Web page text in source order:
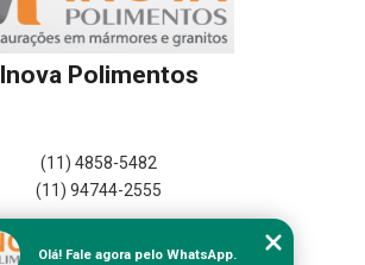
Inova Polimentos
(11) 4858-5482
(11) 94744-2555
Olá! Fale agora pelo WhatsApp.